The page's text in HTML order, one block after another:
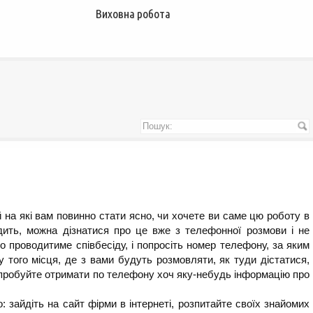
Виховна робота
на які вам повинно стати ясно, чи хочете ви саме цю роботу в
можна дізнатися про це вже з телефонної розмови і не
співбесіду, і попросіть номер телефону, за яким
місця, де з вами будуть розмовляти, як туди дістатися,
отримати по телефону хоч яку-небудь інформацію про
на сайт фірми в інтернеті, розпитайте своїх знайомих